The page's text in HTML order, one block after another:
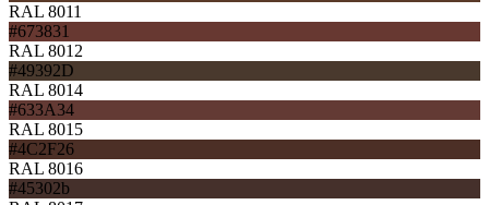
RAL 8011
#673831
RAL 8012
#49392D
RAL 8014
#633A34
RAL 8015
#4C2F26
RAL 8016
#45302b